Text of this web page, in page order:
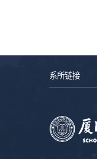
系所链接